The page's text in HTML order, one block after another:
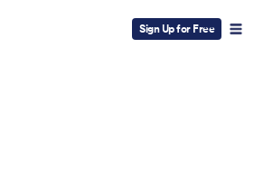
Sign Up for Free